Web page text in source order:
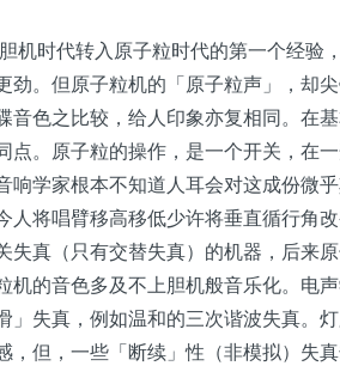
机时代转入原子粒时代的第一个经验
劲。但原子粒机的「原子粒声」，却
音色之比较，给人印象亦复相同。在
点。原子粒的操作，是一个开关，在
响学家根本不知道人耳会对这成份微
人将唱臂移高移低少许将垂直循行角
失真（只有交替失真）的机器，后来
机的音色多及不上胆机般音乐化。电
」失真，例如温和的三次谐波失真。
，但，一些「断续」性（非模拟）失